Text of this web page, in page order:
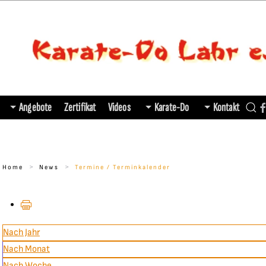
Angebote Zertifikat Videos Karate-Do Kontakt
Home News Termine / Terminkalender
Nach Jahr
Nach Monat